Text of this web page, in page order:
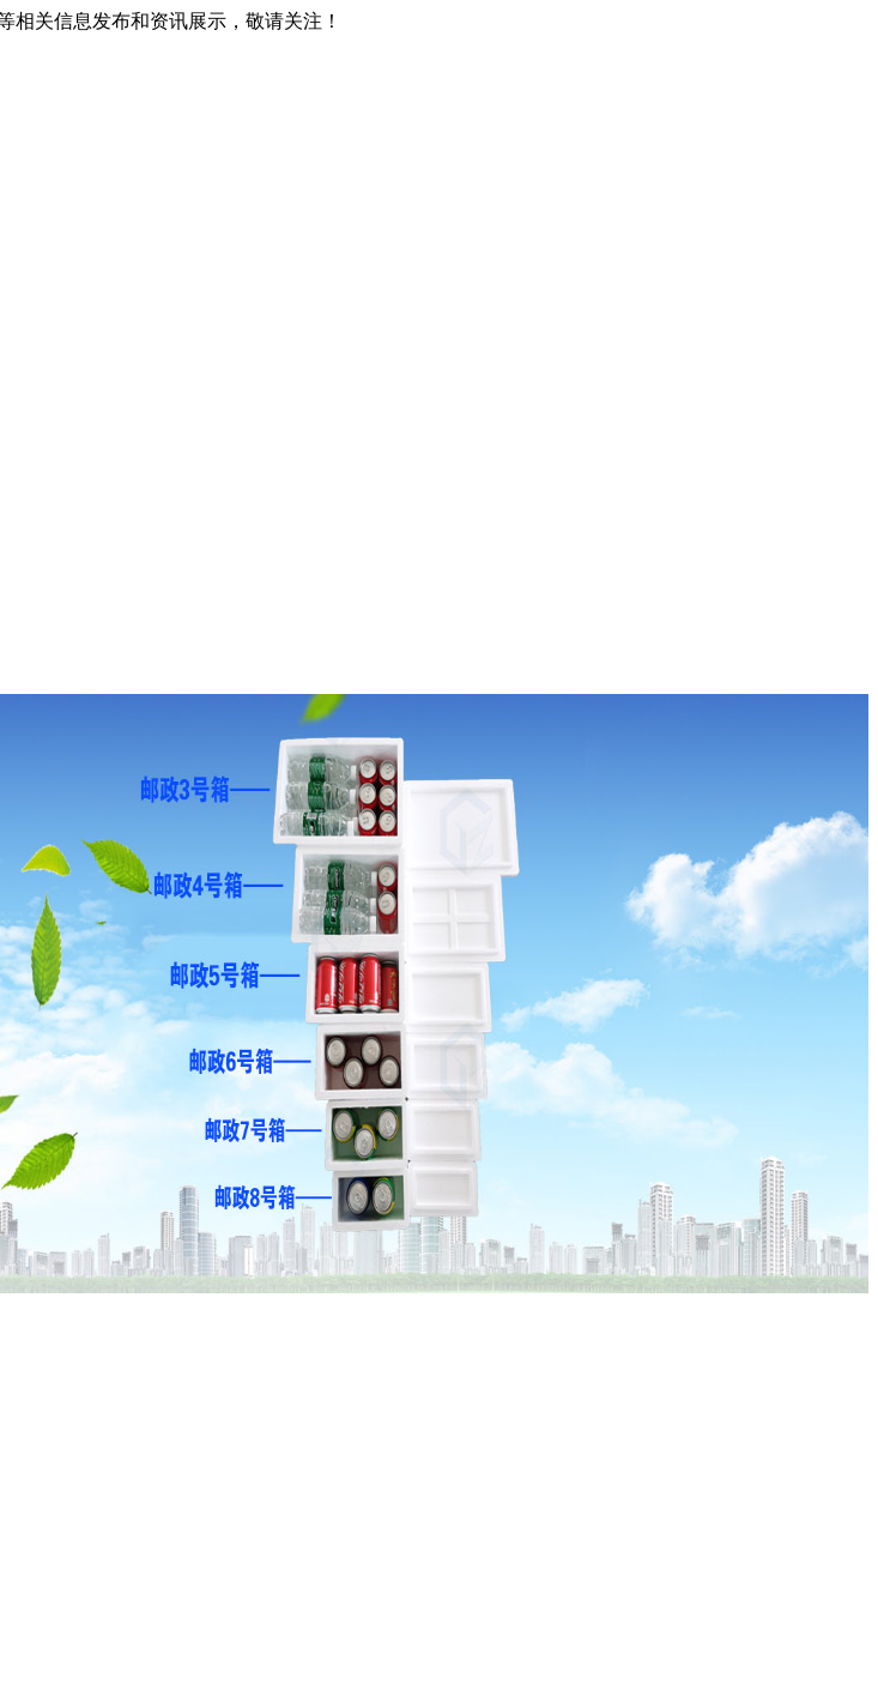
相关信息发布和资讯展示，敬请关注！